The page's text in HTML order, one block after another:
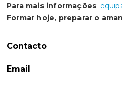
Para mais informações:
Formar hoje, preparar o
Contacto
Email